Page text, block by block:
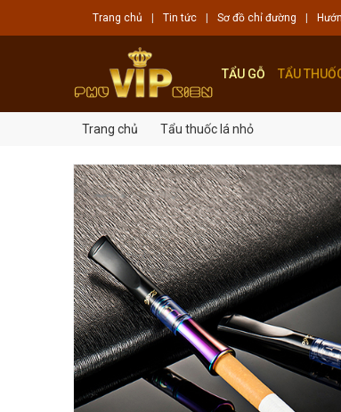
TẨU GỖ TẨU
Trang chủ Tẩu thuốc lá nhỏ
Trang chủ Tin tức Sơ đồ chỉ đường